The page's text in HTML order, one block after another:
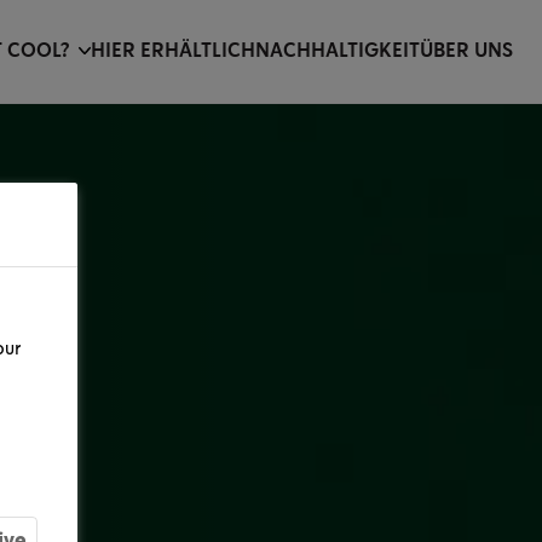
COOL? HIER ERHÄLTLICH NACHHALTIGKEITÜBER UNS